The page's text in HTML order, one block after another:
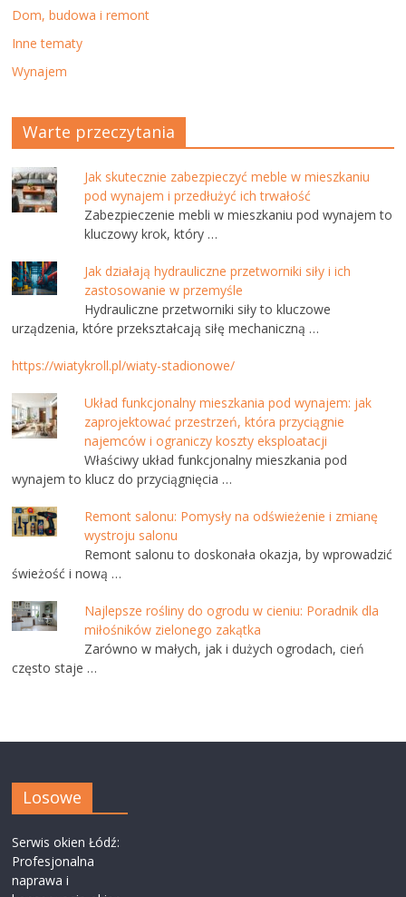
Dom, budowa i remont
Inne tematy
Wynajem
Warte przeczytania
Jak skutecznie zabezpieczyć meble w mieszkaniu
pod wynajem i przedłużyć ich trwałość
Zabezpieczenie mebli w mieszkaniu pod wynajem to
kluczowy krok, który …
Jak działają hydrauliczne przetworniki siły i ich
zastosowanie w przemyśle
Hydrauliczne przetworniki siły to kluczowe
urządzenia, które przekształcają siłę mechaniczną …
https://wiatykroll.pl/wiaty-stadionowe/
Układ funkcjonalny mieszkania pod wynajem: jak
zaprojektować przestrzeń, która przyciągnie
najemców i ograniczy koszty eksploatacji
Właściwy układ funkcjonalny mieszkania pod
wynajem to klucz do przyciągnięcia …
Remont salonu: Pomysły na odświeżenie i zmianę
wystroju salonu
Remont salonu to doskonała okazja, by wprowadzić
świeżość i nową …
Najlepsze rośliny do ogrodu w cieniu: Poradnik dla
miłośników zielonego zakątka
Zarówno w małych, jak i dużych ogrodach, cień
często staje …
Losowe
Serwis okien Łódź:
Profesjonalna
naprawa i